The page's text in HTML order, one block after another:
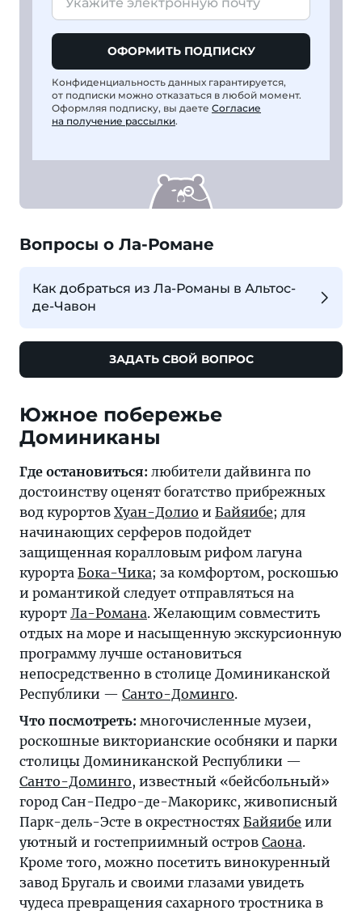
ОФОРМИТЬ ПОДПИСКУ
Конфиденциальность данных гарантируется,
от подписки можно отказаться в любой момент.
Оформляя подписку, вы даете Согласие
на получение рассылки.
Вопросы о Ла-Романе
Как добраться из Ла-Романы в Альтос-
де-Чавон
ЗАДАТЬ СВОЙ ВОПРОС
Южное побережье
Доминиканы
Где остановиться: любители дайвинга по
достоинству оценят богатство прибрежных
вод курортов Хуан-Долио и Байяибе; для
начинающих серферов подойдет
защищенная коралловым рифом лагуна
курорта Бока-Чика; за комфортом, роскошью
и романтикой следует отправляться на
курорт Ла-Романа. Желающим совместить
отдых на море и насыщенную экскурсионную
программу лучше остановиться
непосредственно в столице Доминиканской
Республики — Санто-Доминго.
Что посмотреть: многочисленные музеи,
роскошные викторианские особняки и парки
столицы Доминиканской Республики —
Санто-Доминго, известный «бейсбольный»
город Сан-Педро-де-Макорикс, живописный
Парк-дель-Эсте в окрестностях Байяибе или
уютный и гостеприимный остров Саона.
Кроме того, можно посетить винокуренный
завод Бругаль и своими глазами увидеть
чудеса превращения сахарного тростника в